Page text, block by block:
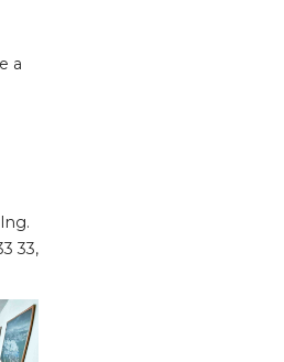
a
33,